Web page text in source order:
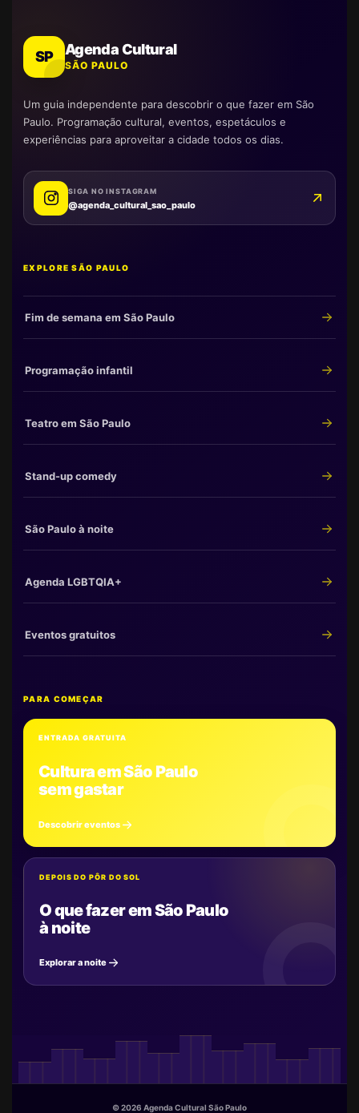
SP Agenda Cultural
SÃO PAULO
Um guia independente para descobrir o que fazer em São
Paulo. Programação cultural, eventos, espetáculos e
experiências para aproveitar a cidade todos os dias.
SIGA NO INSTAGRAM
@agenda_cultural_sao_paulo
EXPLORE SÃO PAULO
Fim de semana em São Paulo
Programação infantil
Teatro em São Paulo
Stand-up comedy
São Paulo à noite
Agenda LGBTQIA+
Eventos gratuitos
PARA COMEÇAR
ENTRADA GRATUITA
Cultura em São Paulo
sem gastar
Descobrir eventos
DEPOIS DO PÔR DO SOL
O que fazer em São Paulo
à noite
Explorar a noite
© 2026 Agenda Cultural São Paulo